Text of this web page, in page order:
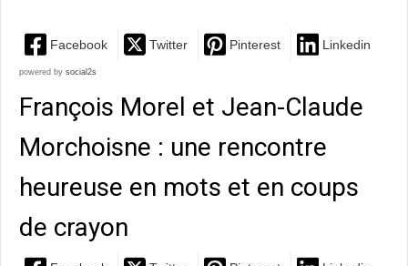
Facebook Twitter Pinterest Linkedin
powered by social2s
François Morel et Jean-Claude
Morchoisne : une rencontre
heureuse en mots et en coups
de crayon